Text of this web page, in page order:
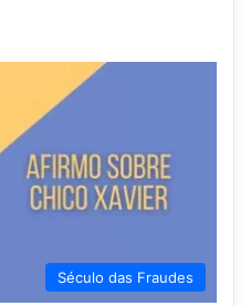
Século das Fraudes